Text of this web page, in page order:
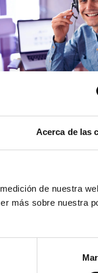
Acerca de las
de nuestra
más sobre nuestra
Cómo
los tiempos de